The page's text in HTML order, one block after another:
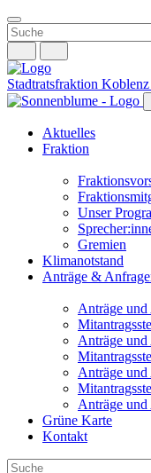
Weiter
zum
Inhalt
Stadtratsfraktion Koblenz
Aktuelles
Fraktion
Unser
Gremien
Klimanotstand
Anträge &
Anträge
Anträge
Anträge
Anträge
Grüne Karte
Kontakt